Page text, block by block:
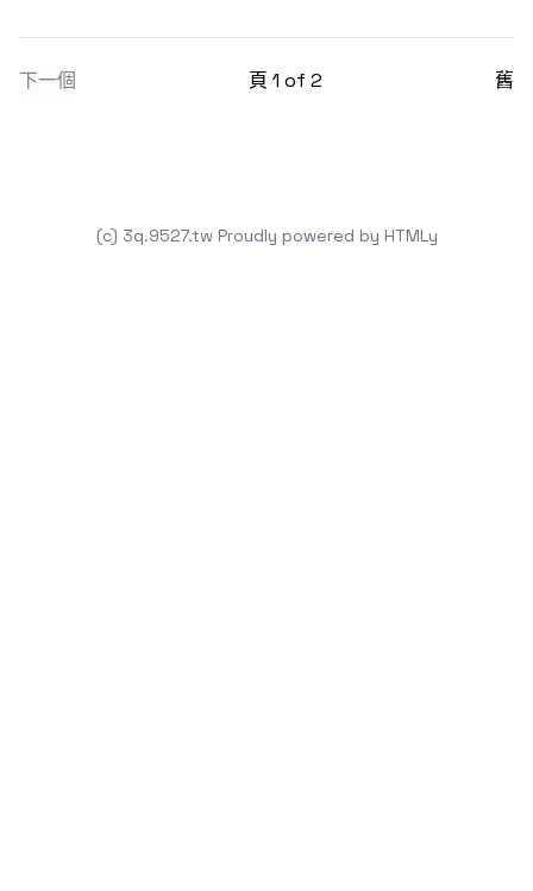
下一個 頁 1 of 2 舊
(c) 3q.9527.tw Proudly powered by HTMLy